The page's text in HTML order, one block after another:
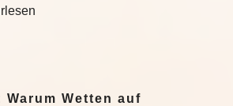
Warum Wetten auf